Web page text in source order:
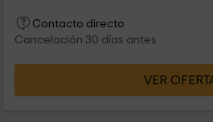
Contacto directo
Cancelación 30 días antes
VER